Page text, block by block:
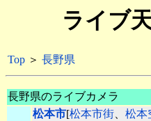
ライブ
Top ＞ 長野県
長野県のライブカメラ
松本市[松本市街、 松本